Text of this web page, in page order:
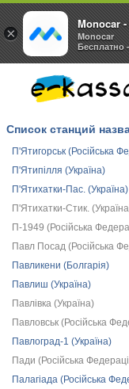
Список станций
П'Ятигорськ (Російська
П'Ятипілля (Україна)
П'Ятихатки-Пас. (Україна)
П'Ятихатки-Стик.
П-1949 (Російська
Павл Посад (Російська
Павликени (Болгарія)
Павлиш (Україна)
Павлівка (Україна)
Павловськ (Російська
Павлоград-1 (Україна)
Пади (Російська
Палагіада (Російська
×
Monocar
Monocar
Бесплатно